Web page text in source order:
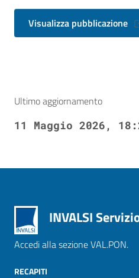
Visualizza pubblicazione
Ultimo aggiornamento
11 Maggio 2026,
INVALSI
Accedi alla sezione VAL.PON.
RECAPITI